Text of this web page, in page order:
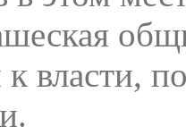
власти,